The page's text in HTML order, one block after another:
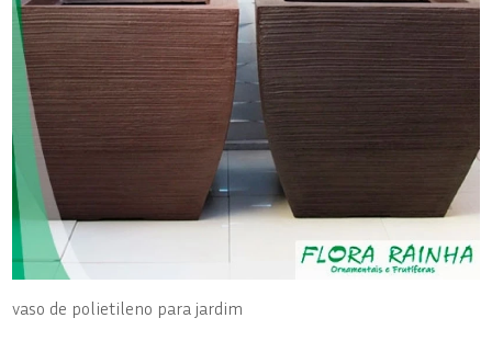
vaso de polietileno para jardim